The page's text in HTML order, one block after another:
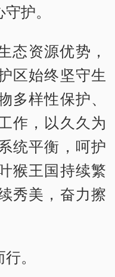
护。
态资源优势，
区始终坚守生
多样性保护、
作，以久久为
统平衡，呵护
猴王国持续繁
秀美，奋力擦
。